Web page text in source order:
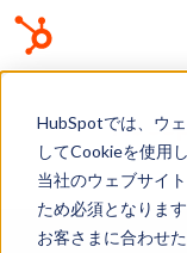
HubSpotでは、ウ
してCookieを使用
当社のウェブサイ
ため必須となりま
お客さまに合わせ